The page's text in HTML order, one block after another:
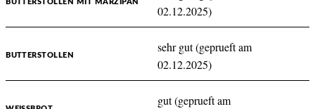
BUTTERSTOLLEN MIT MARZIPAN
02.12.2025)
BUTTERSTOLLEN
sehr gut (geprueft am
02.12.2025)
gut (geprueft am